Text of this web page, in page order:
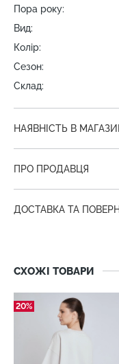
Пора року:
Вид:
Колір:
Сезон:
Склад:
НАЯВНІСТЬ В
ПРО ПРОДАВЦЯ
ДОСТАВКА ТА
СХОЖІ ТОВАРИ
20%